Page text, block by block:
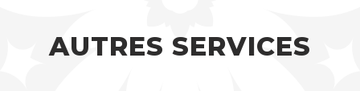
AUTRES SERVICES